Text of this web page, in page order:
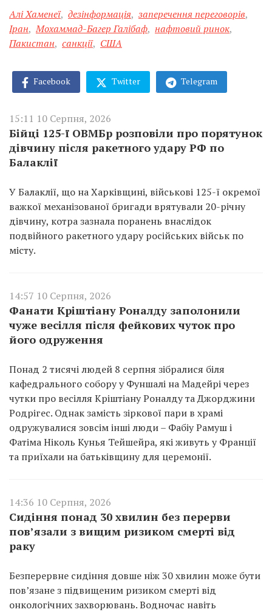
Алі Хаменеї, дезінформація, заперечення переговорів,
Іран, Мохаммад-Багер Галібаф, нафтовий ринок,
Пакистан, санкції, США
Facebook Twitter Telegram
15:11 10 Серпня, 2026
Бійці 125-ї ОВМБр розповіли про порятунок
дівчину після ракетного удару РФ по
Балаклії
У Балаклії, що на Харківщині, військові 125-ї окремої
важкої механізованої бригади врятували 20-річну
дівчину, котра зазнала поранень внаслідок
подвійного ракетного удару російських військ по
місту.
14:57 10 Серпня, 2026
Фанати Кріштіану Роналду заполонили
чуже весілля після фейкових чуток про
його одруження
Понад 2 тисячі людей 8 серпня зібралися біля
кафедрального собору у Фуншалі на Мадейрі через
чутки про весілля Кріштіану Роналду та Джорджини
Родрігес. Однак замість зіркової пари в храмі
одружувалися зовсім інші люди – Фабіу Рамуш і
Фатіма Ніколь Кунья Тейшейра, які живуть у Франції
та приїхали на батьківщину для церемонії.
14:36 10 Серпня, 2026
Сидіння понад 30 хвилин без перерви
пов’язали з вищим ризиком смерті від
раку
Безперервне сидіння довше ніж 30 хвилин може бути
пов’язане з підвищеним ризиком смерті від
онкологічних захворювань. Водночас навіть